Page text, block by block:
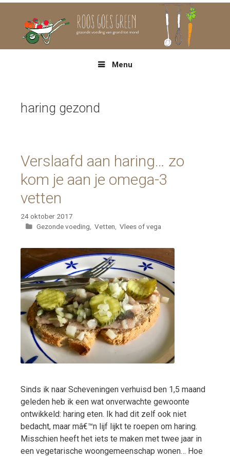
Menu
haring gezond
Verslaafd aan haring… zo
kom je aan je omega-3
vetten
24 oktober 2017
Categorieën
Gezonde voeding, Vetten, Vlees of vega
Sinds ik naar Scheveningen verhuisd ben 1,5 maand
geleden heb ik een wat onverwachte gewoonte
ontwikkeld: haring eten. Ik had dit zelf ook niet
bedacht, maar mâ€™n lijf lijkt te roepen om haring.
Misschien heeft het iets te maken met twee jaar in
een vegetarische woongemeenschap wonen… Hoe